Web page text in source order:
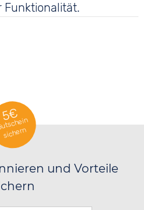
5€
sichern
und Vorteile